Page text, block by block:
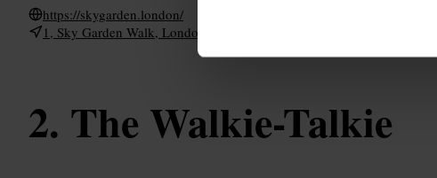
https://skygarden.london/
1, Sky Garden Walk, London EC3M 8AF, Reino Unido
The Walkie-Talkie